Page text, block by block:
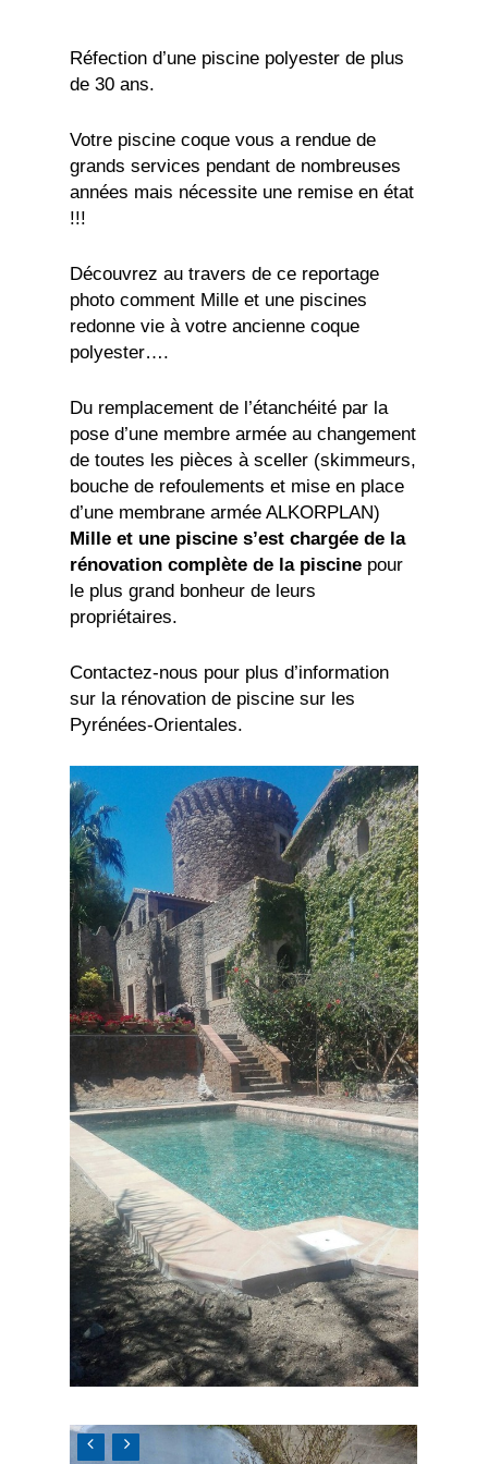
Réfection d’une piscine polyester de plus
de 30 ans.
Votre piscine coque vous a rendue de
grands services pendant de nombreuses
années mais nécessite une remise en état
!!!
Découvrez au travers de ce reportage
photo comment Mille et une piscines
redonne vie à votre ancienne coque
polyester….
Du remplacement de l’étanchéité par la
pose d’une membre armée au changement
de toutes les pièces à sceller (skimmeurs,
bouche de refoulements et mise en place
d’une membrane armée ALKORPLAN)
Mille et une piscine s’est chargée de la
rénovation complète de la piscine pour
le plus grand bonheur de leurs
propriétaires.
Contactez-nous pour plus d’information
sur la rénovation de piscine sur les
Pyrénées-Orientales.